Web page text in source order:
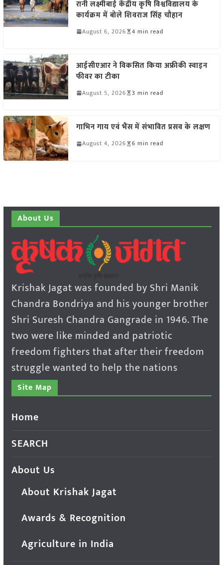
रानी लक्ष्मीबाई केंद्रीय कृषि विश्वविद्यालय के
कार्यक्रम में बोले शिवराज सिंह चौहान
August 6, 2026 4 min read
आईसीएआर ने विकसित किया अफ्रीकी स्वाइन
फीवर का टीका
August 5, 2026 3 min read
गाभिन गाय एवं भैंस में संभावित प्रसव के लक्षण
August 4, 2026 6 min read
About Us
Krishak Jagat was founded by Shri Manik
Chandra Bondriya and his younger brother
Shri Suresh Chandra Gangrade in 1946. The
two were like minded and patriotic
freedom fighters that after their freedom
struggle wanted to help the nations
Site Map
Home
SEARCH
About Us
About Krishak Jagat
Awards & Recognition
Agriculture in India